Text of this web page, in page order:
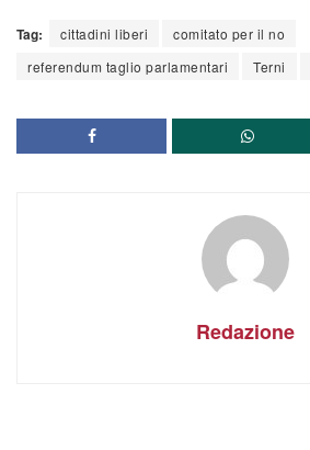
Tag: cittadini liberi
comitato per il no
referendum taglio parlamentari
Terni
Redazione